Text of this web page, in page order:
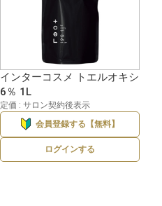
インターコスメ トエルオキシ
6％ 1L
定価 : サロン契約後表示
会員登録する【無料】
ログインする